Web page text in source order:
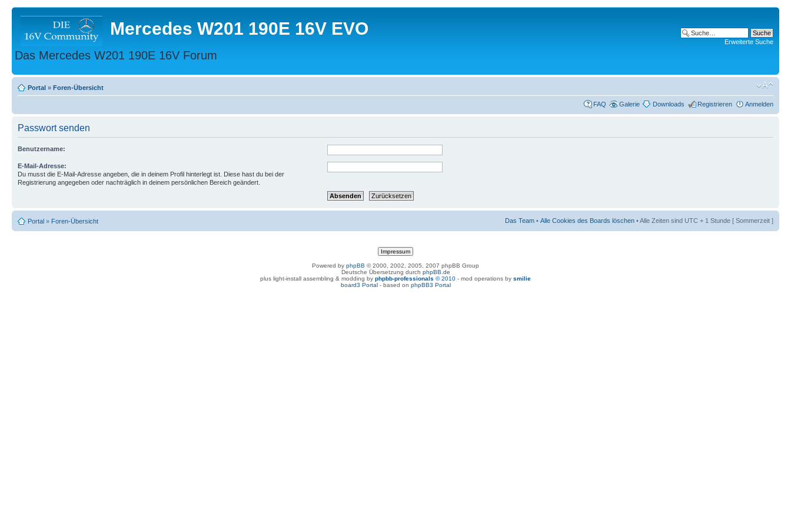
Mercedes W201 190E 16V EVO
Das Mercedes W201 190E 16V Forum
Erweiterte Suche
Portal » Foren-Übersicht
FAQ Galerie Downloads Registrieren Anmelden
Passwort senden
Benutzername:
E-Mail-Adresse:
Du musst die E-Mail-Adresse angeben, die in deinem Profil hinterlegt ist. Diese hast du bei der
Registrierung angegeben oder nachträglich in deinem persönlichen Bereich geändert.
Portal » Foren-Übersicht Das Team • Alle Cookies des Boards löschen • Alle Zeiten sind UTC + 1 Stunde [ Sommerzeit ]
Powered by phpBB © 2000, 2002, 2005, 2007 phpBB Group
Deutsche Übersetzung durch phpBB.de
plus light-install assembling & modding by phpbb-professionals © 2010 - mod operations by smilie
board3 Portal- based on phpBB3 Portal